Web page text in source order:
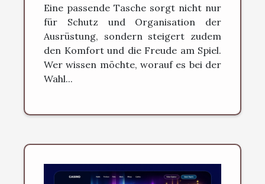
Eine passende Tasche sorgt nicht nur
für Schutz und Organisation der
Ausrüstung, sondern steigert zudem
den Komfort und die Freude am Spiel.
Wer wissen möchte, worauf es bei der
Wahl...